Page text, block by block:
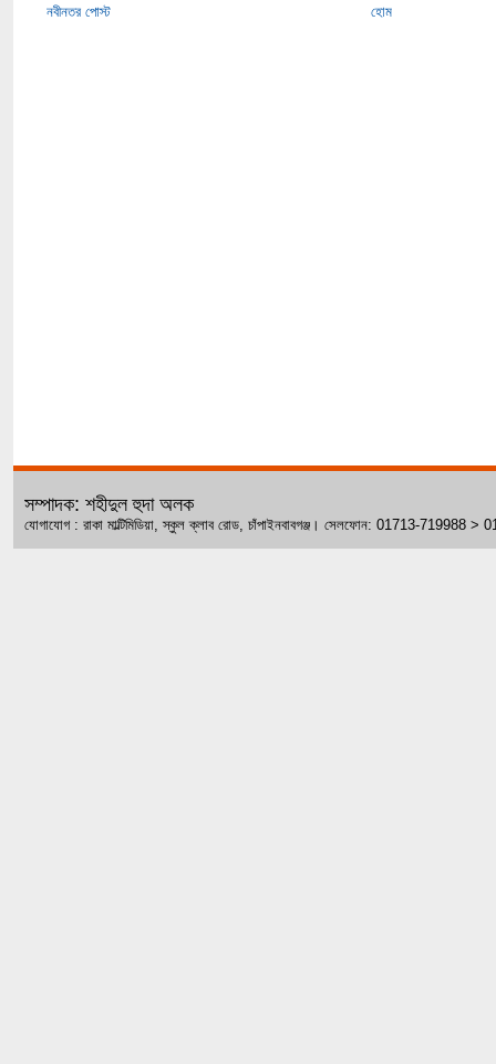
নবীনতর পোস্ট হোম
সম্পাদক: শহীদুল হুদা অলক
যোগাযোগ : রাকা মাল্টিমিডিয়া, স্কুল ক্লাব রোড, চাঁপাইনবাবগঞ্জ। সেলফোন: 01713-